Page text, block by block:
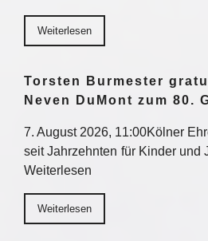
Weiterlesen
Torsten Burmester
Neven DuMont zum 80.
7. August 2026, 11:00Kölner
seit Jahrzehnten für Kinder und
Weiterlesen
Weiterlesen